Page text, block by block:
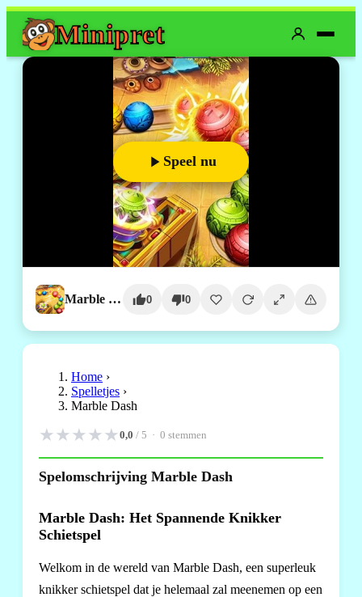
Minipret
Speel nu
Marble Dash 0 0
Home ›
Spelletjes ›
Marble Dash
★★★★★0,0 / 5 · 0 stemmen
Spelomschrijving Marble Dash
Marble Dash: Het Spannende Knikker
Schietspel
Welkom in de wereld van Marble Dash, een superleuk
knikker schietspel dat je helemaal zal meenemen op een